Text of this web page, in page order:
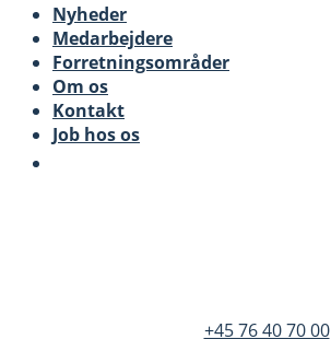
Nyheder
Medarbejdere
Forretningsområder
Om os
Kontakt
Job hos os
+45 76 40 70 00